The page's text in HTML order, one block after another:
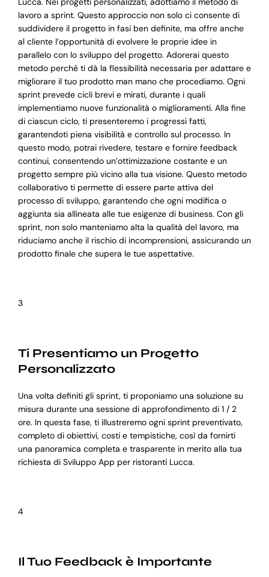
lavoro a sprint. Questo approccio non solo ci consente di
suddividere il progetto in fasi ben definite, ma offre anche
al cliente l’opportunità di evolvere le proprie idee in
parallelo con lo sviluppo del progetto. Adorerai questo
metodo perché ti dà la flessibilità necessaria per adattare e
migliorare il tuo prodotto man mano che procediamo. Ogni
sprint prevede cicli brevi e mirati, durante i quali
implementiamo nuove funzionalità o miglioramenti. Alla fine
di ciascun ciclo, ti presenteremo i progressi fatti,
garantendoti piena visibilità e controllo sul processo. In
questo modo, potrai rivedere, testare e fornire feedback
continui, consentendo un’ottimizzazione costante e un
progetto sempre più vicino alla tua visione. Questo metodo
collaborativo ti permette di essere parte attiva del
processo di sviluppo, garantendo che ogni modifica o
aggiunta sia allineata alle tue esigenze di business. Con gli
sprint, non solo manteniamo alta la qualità del lavoro, ma
riduciamo anche il rischio di incomprensioni, assicurando un
prodotto finale che supera le tue aspettative.
3
Ti Presentiamo un Progetto
Personalizzato
Una volta definiti gli sprint, ti proponiamo una soluzione su
misura durante una sessione di approfondimento di 1 / 2
ore. In questa fase, ti illustreremo ogni sprint preventivato,
completo di obiettivi, costi e tempistiche, così da fornirti
una panoramica completa e trasparente in merito alla tua
richiesta di Sviluppo App per ristoranti Lucca.
4
Il Tuo Feedback è Importante